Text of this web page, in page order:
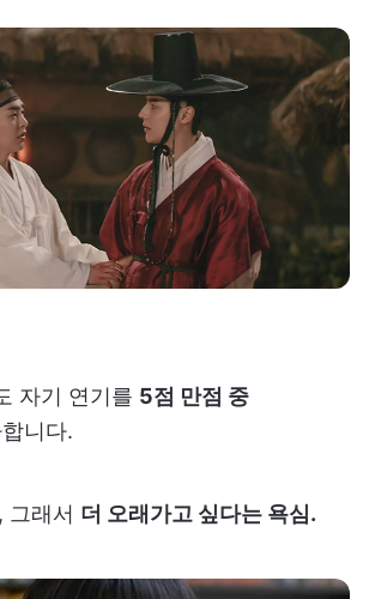
자기 연기를 5점 만점 중
니다.
그래서 더 오래가고 싶다는 욕심.